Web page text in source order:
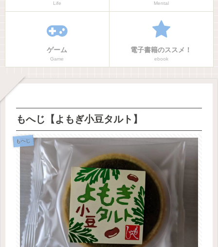
Life Mental
ゲーム
Game
電子書籍のススメ！
ebook
もへじ【よもぎ小豆タルト】
もへじ